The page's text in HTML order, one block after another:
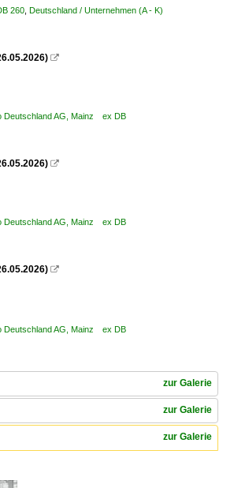
260 Deutschland / Unternehmen (A - K)

Deutschland AG, Mainz ex DB

Deutschland AG, Mainz ex DB

Deutschland AG, Mainz ex DB
zur Galerie
zur Galerie
zur Galerie